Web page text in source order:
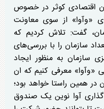
اقتصادی کوثر در خصوص
«وآوا» از سوی معاونت
گفت: تلاش کردیم که
سازمان را با بررسی‌های
سازمان به منظور ایجاد
«وآوا» معرفی کنیم که ان
در همین راستا خواهد بود؛
آوا نوین یک صندوق